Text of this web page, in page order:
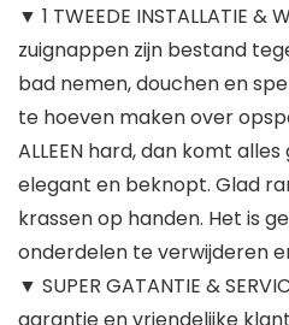
▼ 1 TWEEDE INSTALLATIE &
zuignappen zijn bestand
bad nemen, douchen en
te hoeven maken over
ALLEEN hard, dan komt
elegant en beknopt. Glad
krassen op handen. Het is
onderdelen te verwijderen
▼ SUPER GATANTIE &